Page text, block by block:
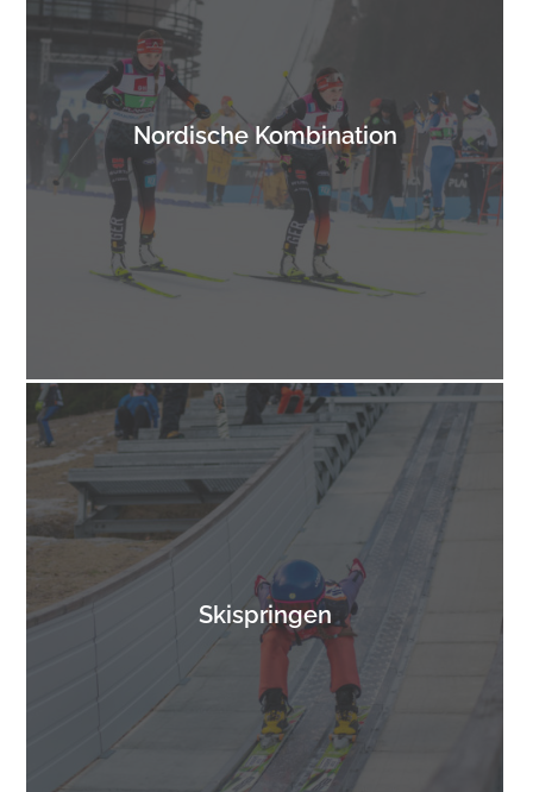
Nordische Kombination
Skispringen